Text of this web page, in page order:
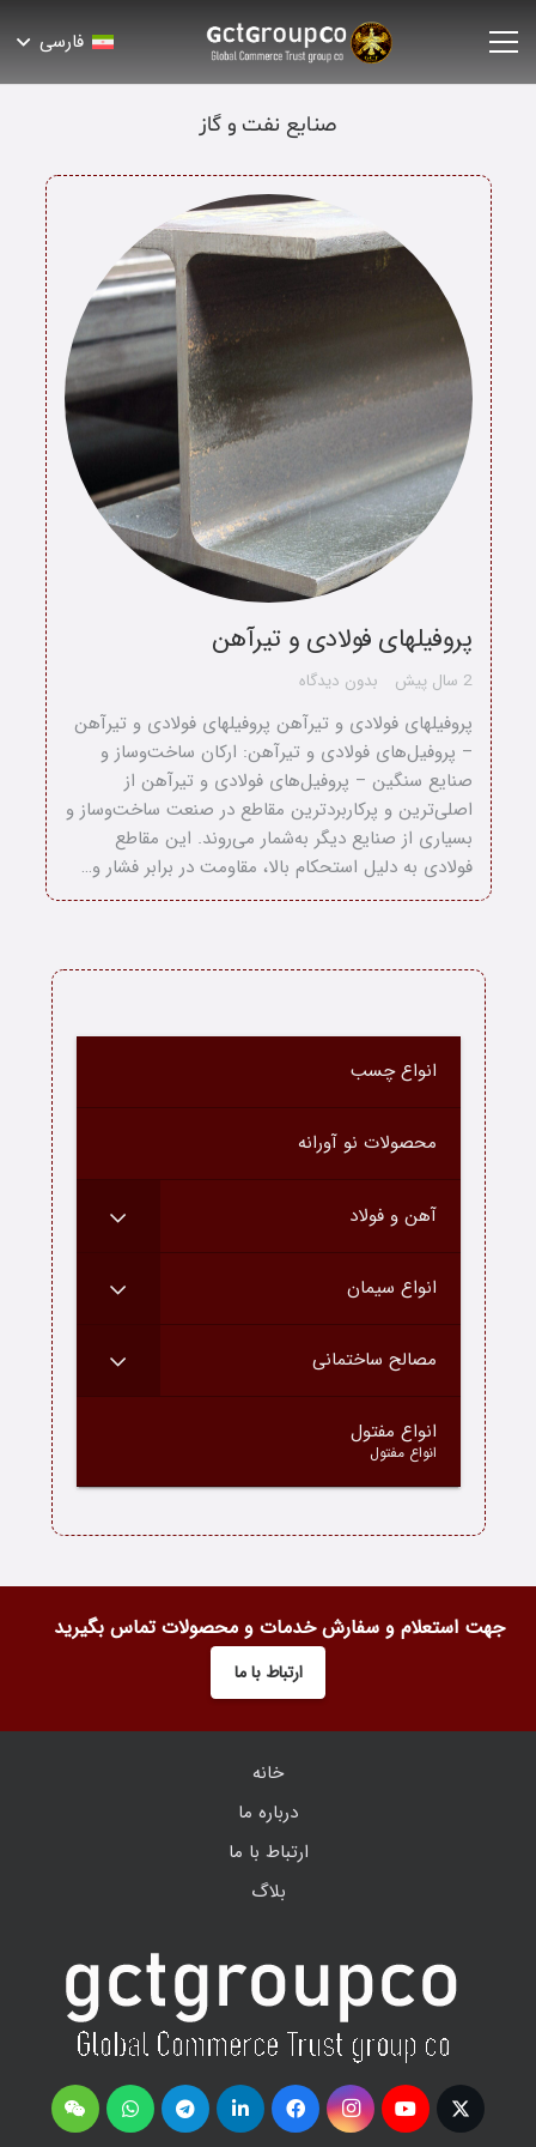
خانه
درباره ما
ارتباط با ما
دسته محصولات
بلاگ
فارسی
صنایع نفت و گاز
پروفیلهای فولادی و تیرآهن
2 سال پیش بدون دیدگاه
پروفیلهای فولادی و تیرآهن پروفیلهای فولادی و تیرآهن
– پروفیل‌های فولادی و تیرآهن: ارکان ساخت‌وساز و
صنایع سنگین – پروفیل‌های فولادی و تیرآهن از
اصلی‌ترین و پرکاربردترین مقاطع در صنعت ساخت‌وساز و
بسیاری از صنایع دیگر به‌شمار می‌روند. این مقاطع
فولادی به دلیل استحکام بالا، مقاومت در برابر فشار و…
انواع چسب
محصولات نو آورانه
آهن و فولاد
انواع سیمان
مصالح ساختمانی
انواع مفتول
انواع مفتول
جهت استعلام و سفارش خدمات و محصولات تماس بگیرید
ارتباط با ما
خانه
درباره ما
ارتباط با ما
بلاگ